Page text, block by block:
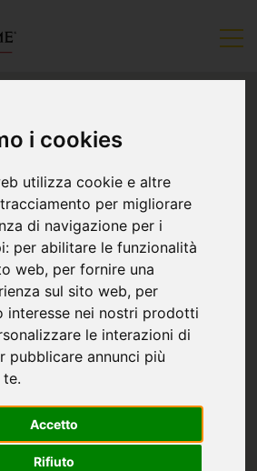
i cookies
utilizza cookie e altre
per migliorare
di navigazione per i
per abilitare le funzionalità
web, per fornire una
sul sito web, per
interesse nei nostri prodotti
le interazioni di
pubblicare annunci più
te.
Accetto
Rifiuto